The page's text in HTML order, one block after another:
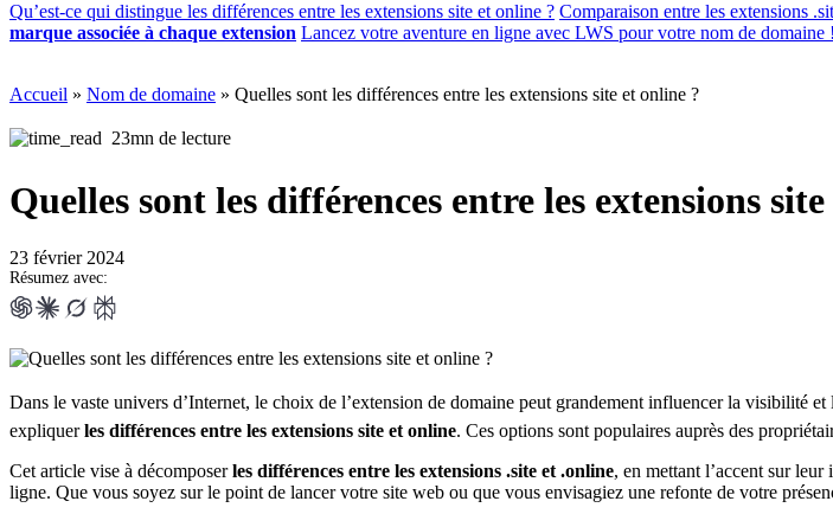
Qu’est-ce qui distingue les différences entre les extensions site et online ? Comparaison entre les extensions
marque associée à chaque extension Lancez votre aventure en ligne avec LWS pour votre nom de domaine !
Accueil » Nom de domaine » Quelles sont les différences entre les extensions site et online ?
23mn de lecture
Quelles sont les différences entre les extensions
23 février 2024
Résumez avec:
Dans le vaste univers d’Internet, le choix de l’extension de domaine peut grandement influencer la visibilité
expliquerles différences entre les extensions site et online. Ces options sont populaires auprès des
Cet article vise à décomposerles différences entre les extensions .site et .online, en mettant l’accent sur
ligne. Que vous soyez sur le point de lancer votre site web ou que vous envisagiez une refonte de votre